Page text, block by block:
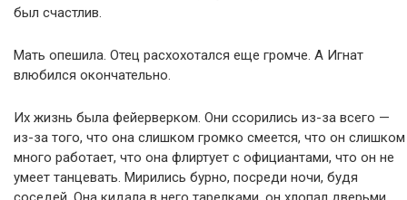
был счастлив.
Мать опешила. Отец расхохотался еще громче. А Игнат
влюбился окончательно.
Их жизнь была фейерверком. Они ссорились из-за всего —
из-за того, что она слишком громко смеется, что он слишком
много работает, что она флиртует с официантами, что он не
умеет танцевать. Мирились бурно, посреди ночи, будя